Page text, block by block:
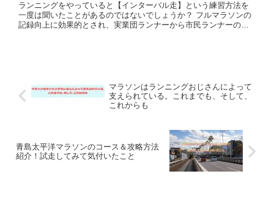
ランニングをやっていると【インターバル走】という練習方法を
一度は聞いたことがあるのではないでしょうか？ フルマラソンの
記録向上に効果的とされ、実業団ランナーから市民ランナーの練
マラソンはランニングおじさんによって
支えられている。これまでも、そして、
これからも
青島太平洋マラソンのコース＆攻略方法
紹介！試走してみて気付いたこと